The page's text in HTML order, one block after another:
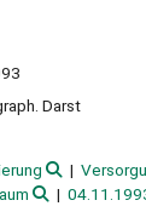
Darst